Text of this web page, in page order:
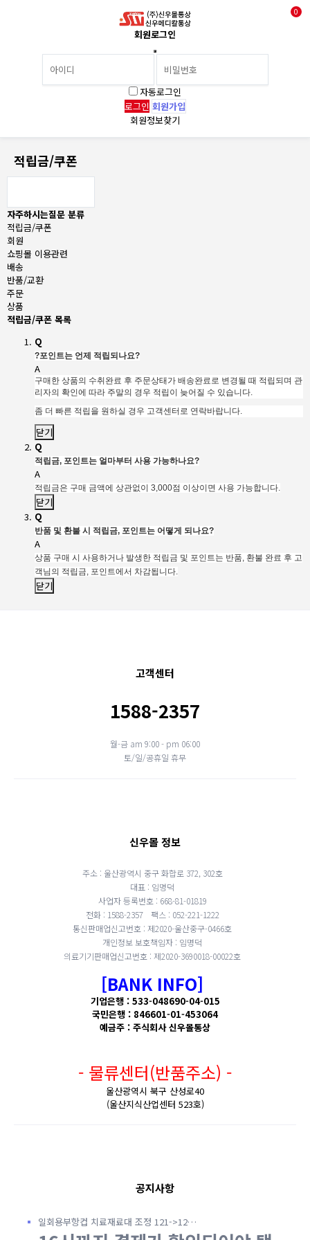
0
회원로그인
자동로그인
회원가입
회원정보찾기
적립금/쿠폰
자주하시는질문 분류
적립금/쿠폰
회원
쇼핑몰 이용관련
배송
반품/교환
주문
상품
적립금/쿠폰 목록
Q
?포인트는 언제 적립되나요?
A
구매한 상품의 수취완료 후 주문상태가 배송완료로 변경될 때 적립되며 관
리자의 확인에 따라 주말의 경우 적립이 늦어질 수 있습니다.
좀 더 빠른 적립을 원하실 경우 고객센터로 연락바랍니다.
닫기
Q
적립금, 포인트는 얼마부터 사용 가능하나요?
A
적립금은 구매 금액에 상관없이 3,000점 이상이면 사용 가능합니다.
닫기
Q
반품 및 환불 시 적립금, 포인트는 어떻게 되나요?
A
상품 구매 시 사용하거나 발생한 적립금 및 포인트는 반품, 환불 완료 후 고
객님의 적립금, 포인트에서 차감됩니다.
닫기
고객센터
1588-2357
월-금 am 9:00 - pm 06:00
토/일/공휴일 휴무
신우몰 정보
주소 : 울산광역시 중구 화합로 372, 302호
대표 : 임명덕
사업자 등록번호 : 668-81-01819
전화 : 1588-2357
팩스 : 052-221-1222
통신판매업신고번호 : 제2020-울산중구-0466호
개인정보 보호책임자 : 임명덕
의료기기판매업신고번호 : 제2020-3690018-00022호
[BANK INFO]
기업은행 : 533-048690-04-015
국민은행 : 846601-01-453064
예금주 : 주식회사 신우몰통상
- 물류센터(반품주소) -
울산광역시 북구 산성로40
(울산지식산업센터 523호)
공지사항
일회용부항컵 치료재료대 조정 121->12…